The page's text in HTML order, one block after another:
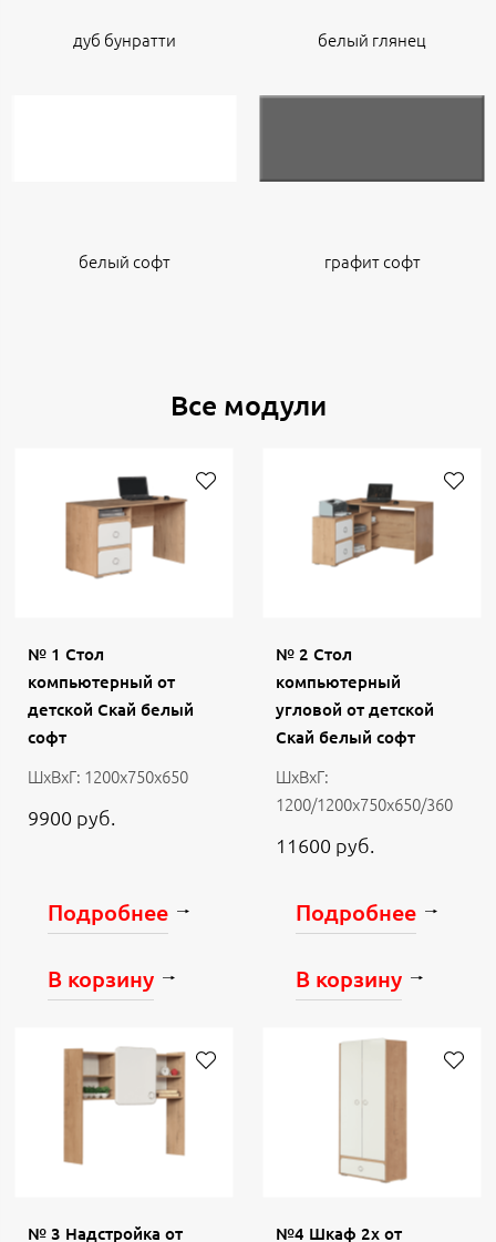
дуб бунратти белый глянец
белый софт графит софт
Все модули
№ 1 Стол
компьютерный от
детской Скай белый
софт
ШхВхГ: 1200х750х650
9900 руб.
Подробнее
В корзину
№ 2 Стол
компьютерный
угловой от детской
Скай белый софт
ШхВхГ:
1200/1200х750х650/360
11600 руб.
Подробнее
В корзину
№ 3 Надстройка от №4 Шкаф 2х от